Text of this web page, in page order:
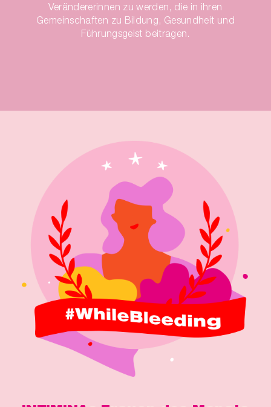
Verändererinnen zu werden, die in ihren
Gemeinschaften zu Bildung, Gesundheit und
Führungsgeist beitragen.